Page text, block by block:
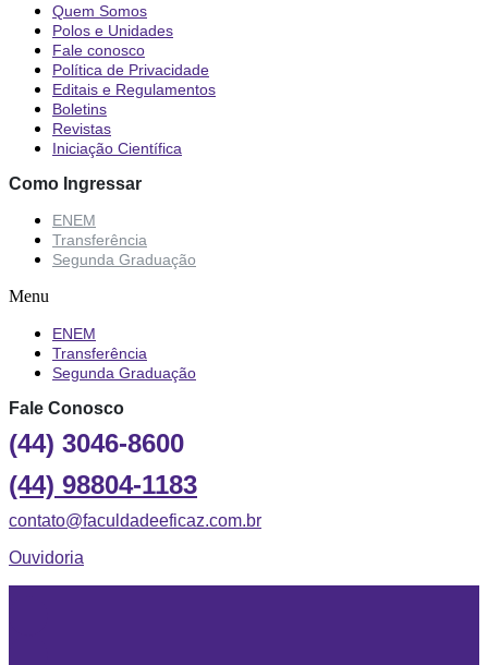
Quem Somos
Polos e Unidades
Fale conosco
Política de Privacidade
Editais e Regulamentos
Boletins
Revistas
Iniciação Científica
Como Ingressar
ENEM
Transferência
Segunda Graduação
Menu
ENEM
Transferência
Segunda Graduação
Fale Conosco
(44) 3046-8600
(44) 98804-1183
contato@faculdadeeficaz.com.br
Ouvidoria